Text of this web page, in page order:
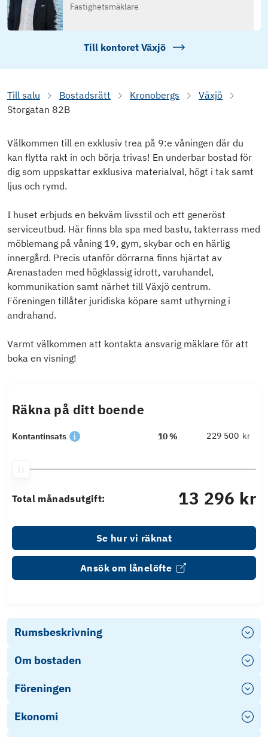
Fastighetsmäklare
Till kontoret Växjö
Till salu Bostadsrätt Kronobergs
Växjö
Storgatan 82B
Välkommen till en exklusiv trea på 9:e våningen där du
kan flytta rakt in och börja trivas! En underbar bostad för
dig som uppskattar exklusiva materialval, högt i tak samt
ljus och rymd.
I huset erbjuds en bekväm livsstil och ett generöst
serviceutbud. Här finns bla spa med bastu, takterrass med
möblemang på våning 19, gym, skybar och en härlig
innergård. Precis utanför dörrarna finns hjärtat av
Arenastaden med högklassig idrott, varuhandel,
kommunikation samt närhet till Växjö centrum.
Föreningen tillåter juridiska köpare samt uthyrning i
andrahand.
Varmt välkommen att kontakta ansvarig mäklare för att
boka en visning!
Räkna på ditt boende
Kontantinsats 10 % kr
Total månadsutgift: 13 296 kr
Se hur vi räknat
Ansök om lånelöfte
Rumsbeskrivning
Om bostaden
Föreningen
Ekonomi